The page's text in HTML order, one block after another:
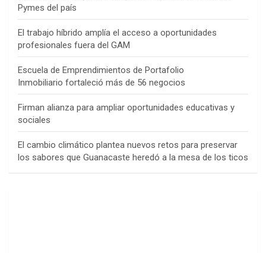
Pymes del país
El trabajo híbrido amplía el acceso a oportunidades
profesionales fuera del GAM
Escuela de Emprendimientos de Portafolio
Inmobiliario fortaleció más de 56 negocios
Firman alianza para ampliar oportunidades educativas y
sociales
El cambio climático plantea nuevos retos para preservar
los sabores que Guanacaste heredó a la mesa de los ticos